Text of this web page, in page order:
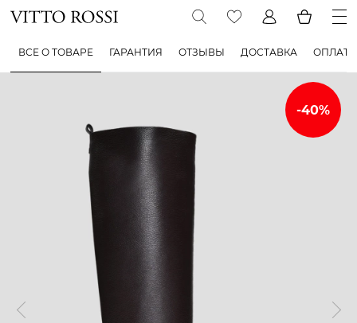
ВСЕ О ТОВАРЕ ГАРАНТИЯ ОТЗЫВЫ ДОСТАВКА ОПЛАТА